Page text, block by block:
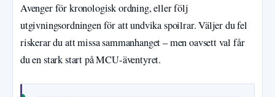
Avenger för kronologisk ordning, eller följ
utgivningsordningen för att undvika spoilrar. Väljer du fel
riskerar du att missa sammanhanget – men oavsett val får
du en stark start på MCU-äventyret.